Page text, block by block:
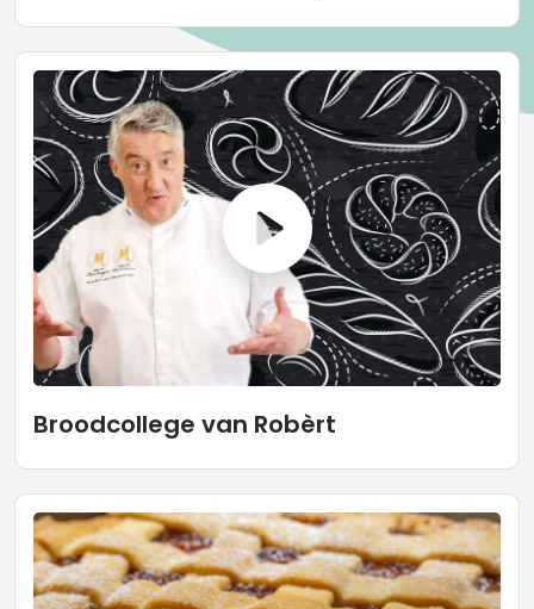
Broodcollege van Robèrt